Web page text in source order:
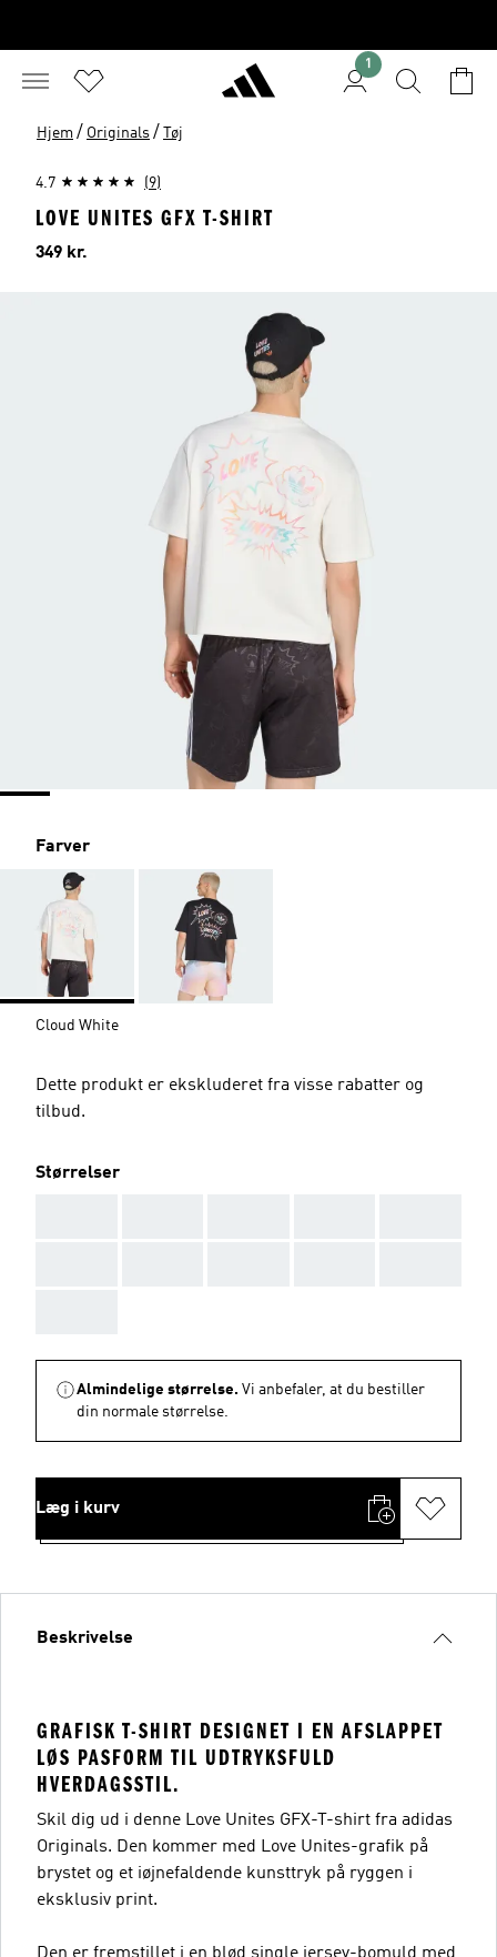
1
Hjem / Originals / Tøj
4.7 (9)
LOVE UNITES GFX T-SHIRT
Pris
349 kr.
Farver
Cloud White
Dette produkt er ekskluderet fra visse rabatter og
tilbud.
Størrelser
Almindelige størrelse. Vi anbefaler, at du bestiller
din normale størrelse.
Læg i kurv
Beskrivelse
GRAFISK T-SHIRT DESIGNET I EN AFSLAPPET
LØS PASFORM TIL UDTRYKSFULD
HVERDAGSSTIL.
Skil dig ud i denne Love Unites GFX-T-shirt fra adidas
Originals. Den kommer med Love Unites-grafik på
brystet og et iøjnefaldende kunsttryk på ryggen i
eksklusiv print.